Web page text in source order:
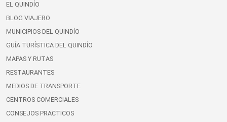
EL QUINDÍO
BLOG VIAJERO
MUNICIPIOS DEL QUINDÍO
GUÍA TURÍSTICA DEL QUINDÍO
MAPAS Y RUTAS
RESTAURANTES
MEDIOS DE TRANSPORTE
CENTROS COMERCIALES
CONSEJOS PRACTICOS